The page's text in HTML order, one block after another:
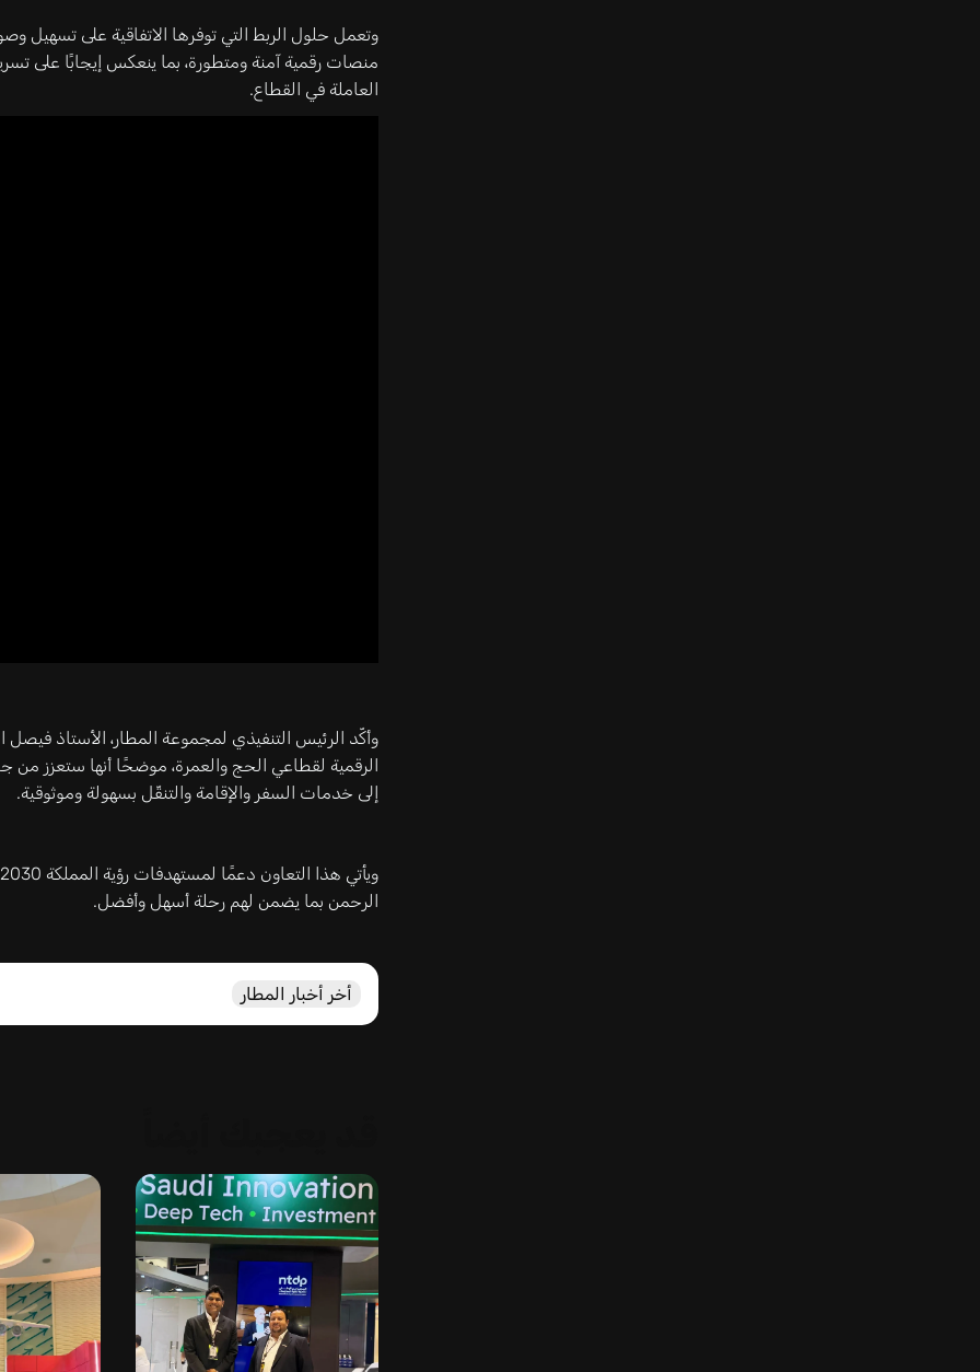
وتعمل حلول الربط التي توفرها الاتفاقية على
منصات رقمية آمنة ومتطورة، بما ينعكس إيجابًا على
العاملة في القطاع.
وأكّد الرئيس التنفيذي لمجموعة المطار، الأستاذ
الرقمية لقطاعي الحج والعمرة، موضحًا أنها ستعزز من
إلى خدمات السفر والإقامة والتنقّل بسهولة وموثوقية.
الرحمن بما يضمن لهم رحلة أسهل وأفضل.
أخر أخبار المطار